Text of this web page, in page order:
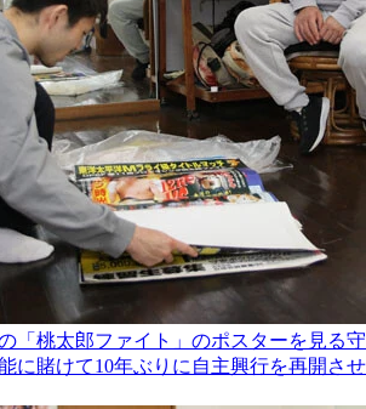
「桃太郎ファイト」のポスターを見る守
に賭けて10年ぶりに自主興行を再開させ